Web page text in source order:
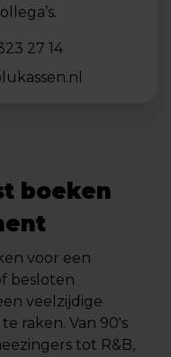
27 14
boeken
voor een
besloten
veelzijdige
raken. Van 90's
tot R&B,